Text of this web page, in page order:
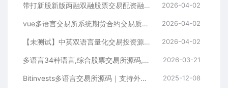
2026-04-02
2026-04-02
2026-04-02
2026-03-21
2025-12-08